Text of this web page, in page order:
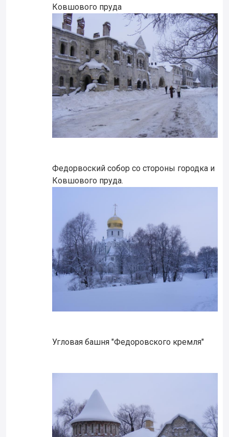
Ковшового пруда
Федорвоский собор со стороны городка и
Ковшового пруда.
Угловая башня "Федоровского кремля"